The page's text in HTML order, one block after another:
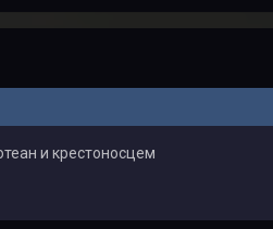
и крестоносцем